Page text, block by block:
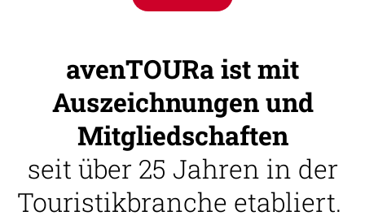
avenTOURa ist mit
Auszeichnungen und
Mitgliedschaften
seit über 25 Jahren in der
Touristikbranche etabliert.